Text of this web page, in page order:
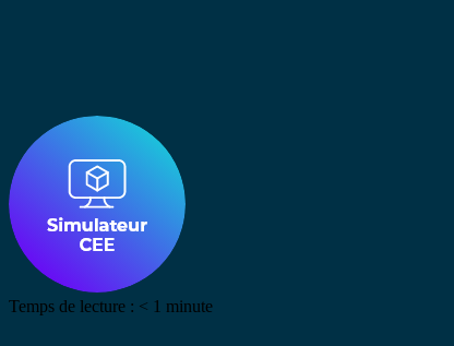
Temps de lecture : < 1 minute